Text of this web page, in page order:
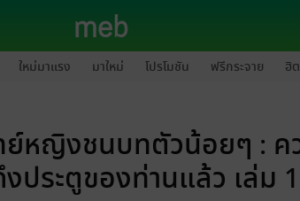
ใหม่มาแรง มาใหม่ โปรโมชัน ฟรีกระจาย ฮิ
ย์หญิงชนบทตัวน้อยๆ : ค
งประตูของท่านแล้ว เล่ม